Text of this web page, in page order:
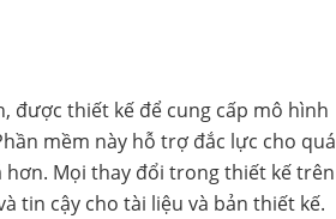
được thiết kế để cung cấp mô hình
mềm này hỗ trợ đắc lực cho quá
Mọi thay đổi trong thiết kế trên
tin cậy cho tài liệu và bản thiết kế.